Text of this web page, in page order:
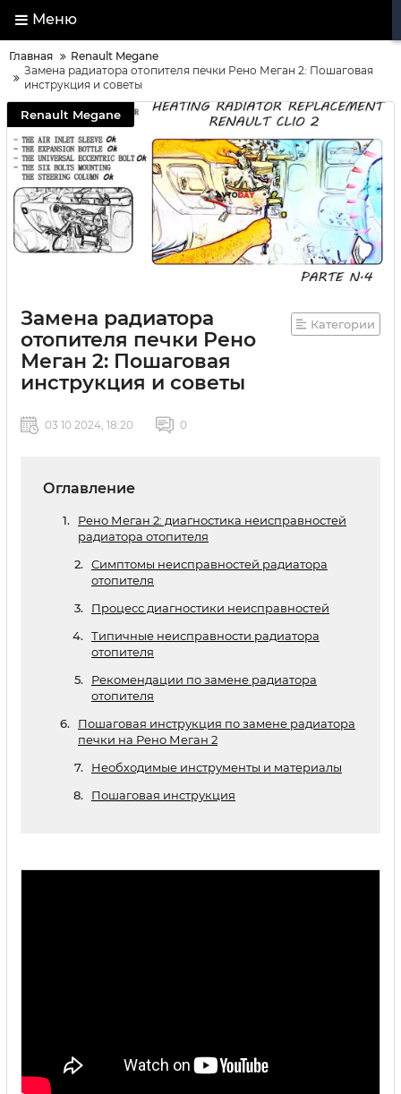
Меню
Главная
Renault Megane
Замена радиатора отопителя печки Рено Меган 2: Пошаговая
инструкция и советы
Renault Megane
Замена радиатора
отопителя печки Рено
Меган 2: Пошаговая
инструкция и советы
Категории
03 10 2024, 18:20 0
Оглавление
Рено Меган 2: диагностика неисправностей
радиатора отопителя
Симптомы неисправностей радиатора
отопителя
Процесс диагностики неисправностей
Типичные неисправности радиатора
отопителя
Рекомендации по замене радиатора
отопителя
Пошаговая инструкция по замене радиатора
печки на Рено Меган 2
Необходимые инструменты и материалы
Пошаговая инструкция